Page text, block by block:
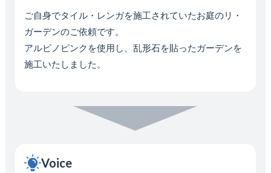
ご自身でタイル・レンガを施工されていたお庭のリ・
ガーデンのご依頼です。
アルビノピンクを使用し、乱形石を貼ったガーデンを
施工いたしました。
Voice